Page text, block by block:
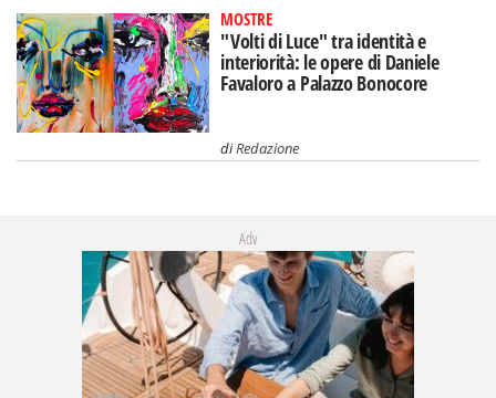
MOSTRE
"Volti di Luce" tra identità e
interiorità: le opere di Daniele
Favaloro a Palazzo Bonocore
diRedazione
Adv